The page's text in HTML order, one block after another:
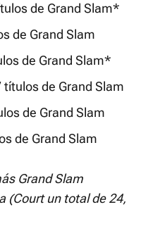
de Grand Slam*
de Grand Slam
de Grand Slam*
títulos de Grand Slam
de Grand Slam
de Grand Slam
Grand Slam
(Court un total de 24,